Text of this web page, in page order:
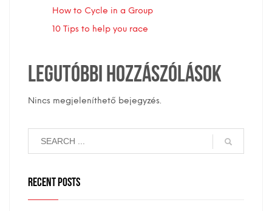
How to Cycle in a Group
10 Tips to help you race
Legutóbbi hozzászólások
Nincs megjeleníthető bejegyzés.
RECENT POSTS